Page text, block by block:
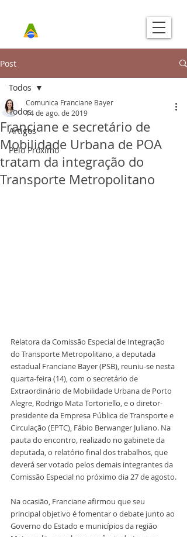
Post
Todos
Artigos
Pelo Próximo
Todos
Franciane e secretário de
Mobilidade Urbana de POA
tratam da integração do
Transporte Metropolitano
Comunica Franciane Bayer
14 de ago. de 2019
Relatora da Comissão Especial de Integração
do Transporte Metropolitano, a deputada
estadual Franciane Bayer (PSB), reuniu-se nesta
quarta-feira (14), com o secretário de
Extraordinário de Mobilidade Urbana de Porto
Alegre, Rodrigo Mata Tortoriello, e o diretor-
presidente da Empresa Pública de Transporte e
Circulação (EPTC), Fábio Berwanger Juliano. Na
pauta do encontro, realizado no gabinete da
deputada, o relatório final dos trabalhos, que
deverá ser votado pelos demais integrantes da
Comissão Especial no próximo dia 27 de agosto.
Na ocasião, Franciane afirmou que seu
principal objetivo é fomentar o debate junto ao
Governo do Estado e municípios da região